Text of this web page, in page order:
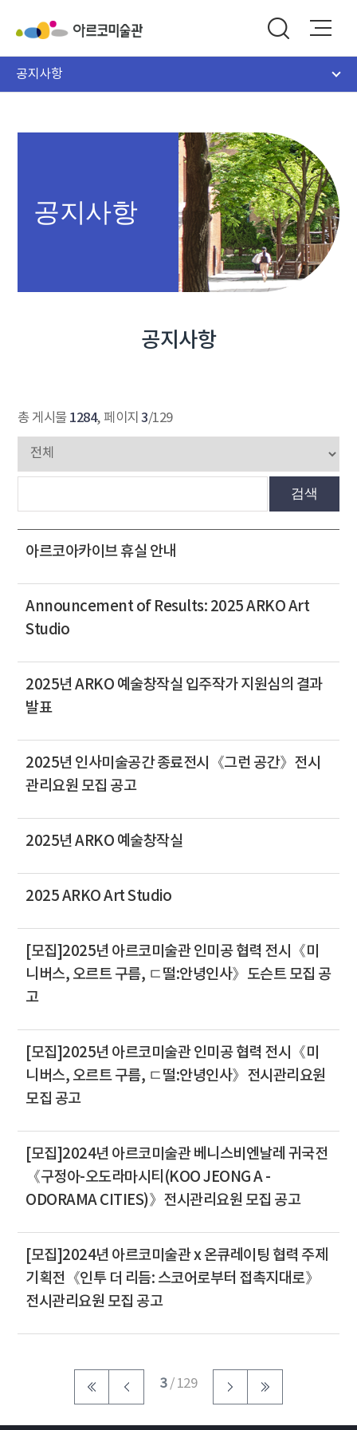
공지사항
공지사항
공지사항
총 게시물 1284, 페이지 3/129
검색
아르코아카이브 휴실 안내
Announcement of Results: 2025 ARKO Art
Studio
2025년 ARKO 예술창작실 입주작가 지원심의 결과
발표
2025년 인사미술공간 종료전시《그런 공간》전시
관리요원 모집 공고
2025년 ARKO 예술창작실
2025 ARKO Art Studio
[모집]2025년 아르코미술관 인미공 협력 전시《미
니버스, 오르트 구름, ㄷ떨:안녕인사》도슨트 모집 공
고
[모집]2025년 아르코미술관 인미공 협력 전시《미
니버스, 오르트 구름, ㄷ떨:안녕인사》전시관리요원
모집 공고
[모집]2024년 아르코미술관 베니스비엔날레 귀국전
《구정아-오도라마시티(KOO JEONG A -
ODORAMA CITIES)》전시관리요원 모집 공고
[모집]2024년 아르코미술관 x 온큐레이팅 협력 주제
기획전《인투 더 리듬: 스코어로부터 접촉지대로》
전시관리요원 모집 공고
3/ 129